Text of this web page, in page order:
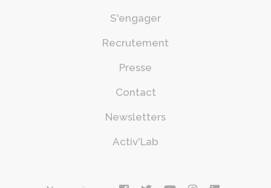
S'engager
Recrutement
Presse
Contact
Newsletters
Activ'Lab